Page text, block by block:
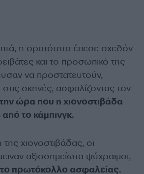
η ορατότητα έπεσε σχεδόν
και το προσωπικό της
να προστατευτούν,
σκηνές, ασφαλίζοντας τον
την ώρα που η χιονοστιβάδα
το κάμπινγκ.
χιονοστιβάδας, οι
αξιοσημείωτα ψύχραιμοι,
πρωτόκολλο ασφαλείας.